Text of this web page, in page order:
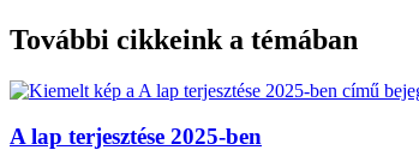
További cikkeink a témában
A lap terjesztése 2025-ben